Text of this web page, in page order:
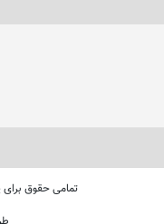
تمامی حقوق برای